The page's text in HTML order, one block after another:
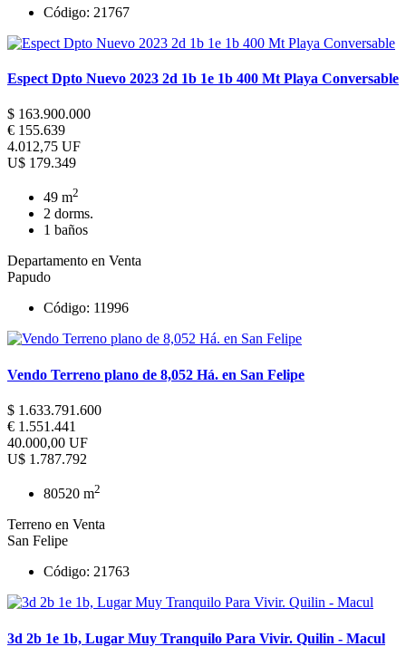
Código: 21767
Espect Dpto Nuevo 2023 2d 1b 1e 1b 400 Mt Playa Conversable
$ 163.900.000
€ 155.639
4.012,75 UF
U$ 179.349
49 m2
2 dorms.
1 baños
Departamento en Venta
Papudo
Código: 11996
Vendo Terreno plano de 8,052 Há. en San Felipe
$ 1.633.791.600
€ 1.551.441
40.000,00 UF
U$ 1.787.792
80520 m2
Terreno en Venta
San Felipe
Código: 21763
3d 2b 1e 1b, Lugar Muy Tranquilo Para Vivir. Quilin - Macul